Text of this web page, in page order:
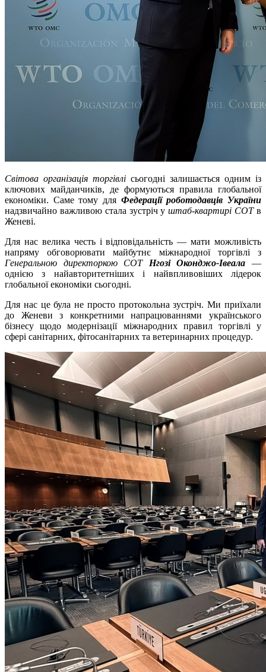
Світова організація торгівлі сьогодні залишається одним із
ключових майданчиків, де формуються правила глобальної
економіки. Саме тому для Федерації роботодавців України
надзвичайно важливою стала зустріч уштаб-квартирі СОТв
Женеві.
Для нас велика честь і відповідальність — мати можливість
напряму обговорювати майбутнє міжнародної торгівлі з
Генеральною директоркою СОТ Нгозі Оконджо-Івеала —
однією з найавторитетніших і найвпливовіших лідерок
глобальної економіки сьогодні.
Для нас це була не просто протокольна зустріч. Ми приїхали
до Женеви з конкретними напрацюваннями українського
бізнесу щодо модернізації міжнародних правил торгівлі у
сфері санітарних, фітосанітарних та ветеринарних процедур.